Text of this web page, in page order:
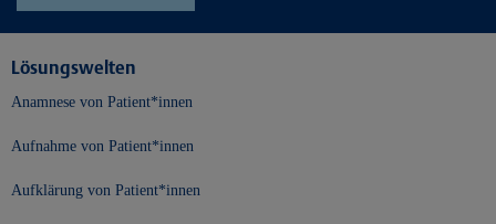
Lösungswelten
Anamnese von Patient*innen
Aufnahme von Patient*innen
Aufklärung von Patient*innen